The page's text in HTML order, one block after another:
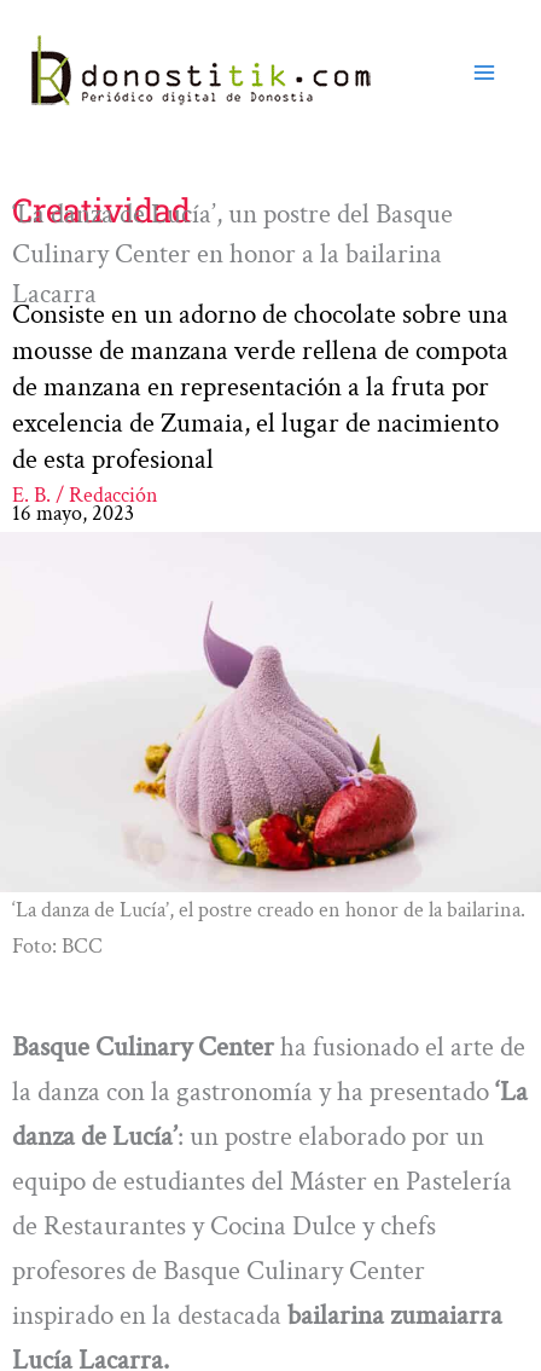
contenido
Creatividad
‘La danza de Lucía’, un postre del Basque
Culinary Center en honor a la bailarina
Lacarra
Consiste en un adorno de chocolate sobre una
mousse de manzana verde rellena de compota
de manzana en representación a la fruta por
excelencia de Zumaia, el lugar de nacimiento
de esta profesional
E. B. / Redacción
16 mayo, 2023
‘La danza de Lucía’, el postre creado en honor de la bailarina.
Foto: BCC
Basque Culinary Centerha fusionado el arte de
la danza con la gastronomía y ha presentado‘La
danza de Lucía’: un postre elaborado por un
equipo de estudiantes del Máster en Pastelería
de Restaurantes y Cocina Dulce y chefs
profesores de Basque Culinary Center
inspirado en la destacada bailarina zumaiarra
Lucía Lacarra.